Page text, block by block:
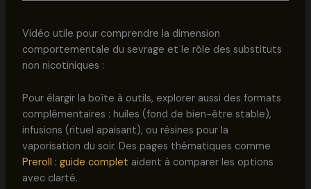
Vidéo utile pour comprendre la dimension
comportementale du sevrage et le rôle des substituts
non nicotiniques :
Pour élargir la boîte à outils, explorer aussi des formats
complémentaires : huiles (fond de bien-être stable),
infusions (rituel apaisant), ou résines pour la
vaporisation du soir. Des pages thématiques comme
Preroll : guide complet aident à comparer les options
avec clarté.